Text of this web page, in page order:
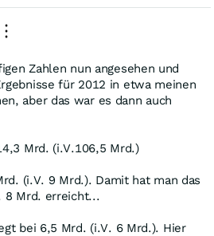
Zahlen nun angesehen und
für 2012 in etwa meinen
aber das war es dann auch
Mrd. (i.V.106,5 Mrd.)
(i.V. 9 Mrd.). Damit hat man das
8 Mrd. erreicht...
bei 6,5 Mrd. (i.V. 6 Mrd.). Hier